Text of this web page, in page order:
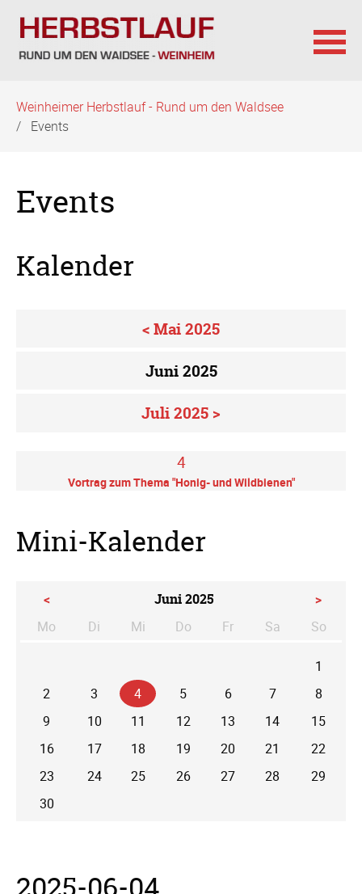
überspringen
Weinheimer Herbstlauf - Rund um den Waldsee
Events
Events
Kalender
< Mai 2025
Juni 2025
Juli 2025 >
4
Vortrag zum Thema "Honig- und Wildbienen"
Mini-Kalender
< Juni 2025
>
Mo
Di enstag
Mi ttwoch
Do nnerstag
Fr Sa mstagSo
1
2
3 4 5 6 7
8
9
10 11 12 13 14
15
16
17 18 19 20 21
22
23
24 25 26 27 28
29
30